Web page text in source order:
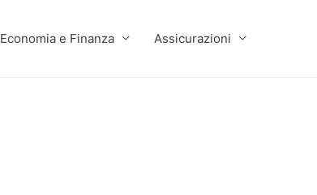
Economia e Finanza Assicurazioni